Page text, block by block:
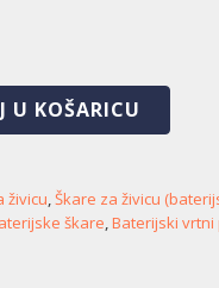
U KOŠARICU
živicu,Škare za živicu
škare,Baterijski vrtni